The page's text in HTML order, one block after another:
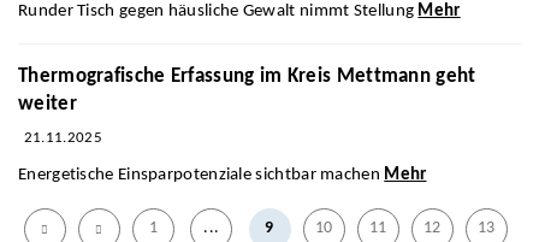
Runder Tisch gegen häusliche Gewalt nimmt Stellung Mehr
Thermografische Erfassung im Kreis Mettmann geht
weiter
21.11.2025
Energetische Einsparpotenziale sichtbar machen Mehr
1 ... 9 10 11 12 13